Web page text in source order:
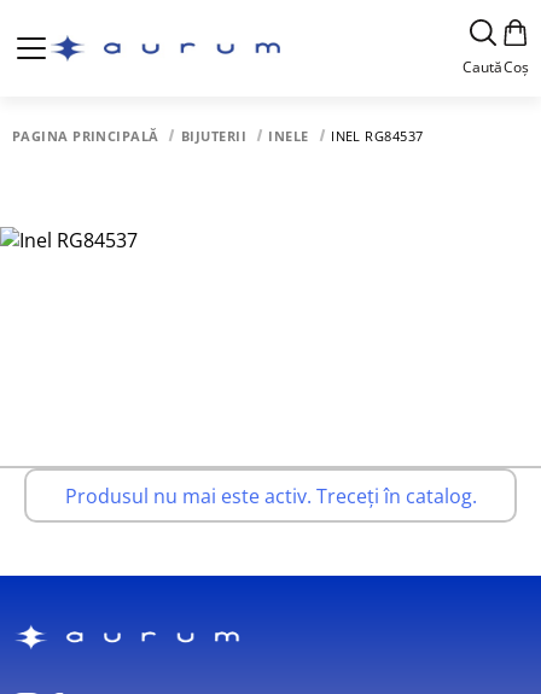
CautăCoș
PAGINA PRINCIPALĂ BIJUTERII INELE INEL RG84537
Produsul nu mai este activ. Treceți în catalog.